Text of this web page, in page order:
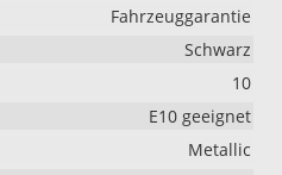
Fahrzeuggarantie
Schwarz
10
E10 geeignet
Metallic